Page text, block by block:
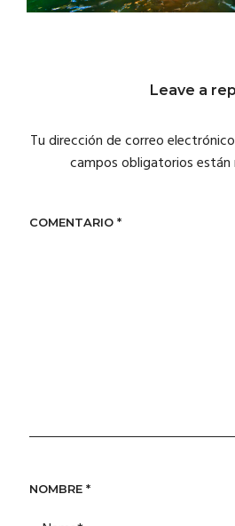
Leave a
Tu dirección de correo
campos obligatorios
COMENTARIO *
NOMBRE *